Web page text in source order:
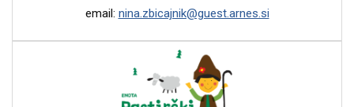
email: nina.zbicajnik@guest.arnes.si